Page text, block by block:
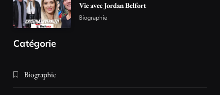
Vie avec Jordan Belfort
Biographie
Catégorie
Biographie